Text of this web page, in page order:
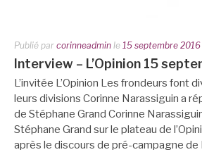
Publié par corinneadmin le 15 septembre 2016
Interview – L’Opinion 15
L’invitée L’Opinion Les frondeurs font
leurs divisions Corinne Narassiguin a
de Stéphane Grand Corinne
Stéphane Grand sur le plateau de
après le discours de pré-campagne de